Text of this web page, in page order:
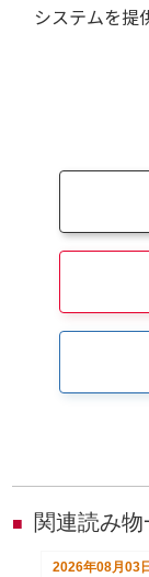
システムを提
■ 関連読み物
2026年08月03